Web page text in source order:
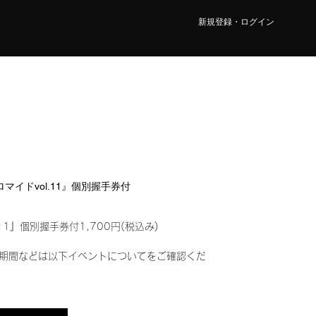
新規登録・ログイン
マイドvol.11』個別握手券付
』個別握手券付1,700円(税込み)
間などは以下イベントについてをご確認くだ